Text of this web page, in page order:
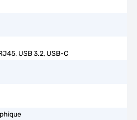
USB 3.2, USB-C